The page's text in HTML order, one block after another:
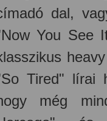
dal,
You See
Tired" lírai
még